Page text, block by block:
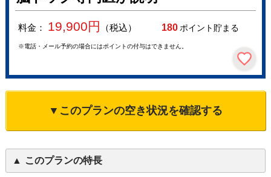
料金： 19,900円 （税込） 180ポイント貯まる
※電話・メール予約の場合にはポイントの付与はできません。
▼このプランの空き状況を確認する
このプランの特長